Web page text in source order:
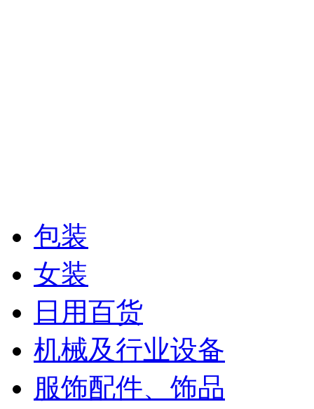
包装
女装
日用百货
机械及行业设备
服饰配件、饰品